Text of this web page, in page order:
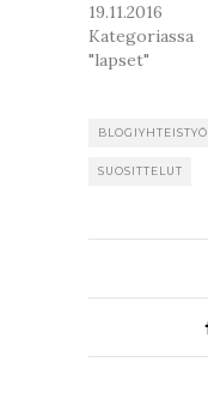
19.11.2016
Kategoriassa
"lapset"
BLOGIYHTEISTYÖ
SUOSITTELUT